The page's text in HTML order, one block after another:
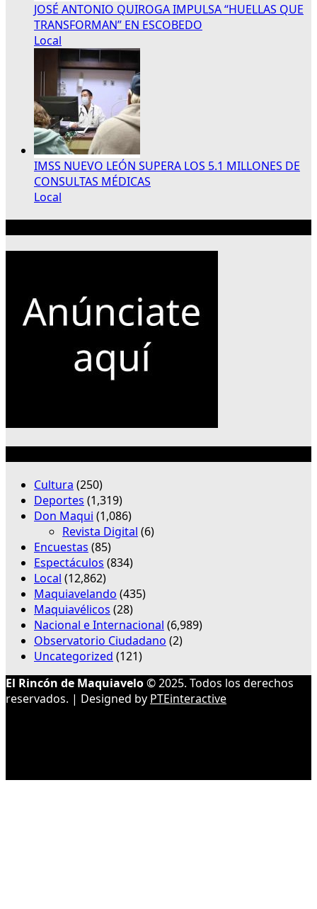
JOSÉ ANTONIO QUIROGA IMPULSA “HUELLAS QUE
TRANSFORMAN” EN ESCOBEDO
Local
IMSS NUEVO LEÓN SUPERA LOS 5.1 MILLONES DE
CONSULTAS MÉDICAS
Local
Cultura (250)
Deportes (1,319)
Don Maqui (1,086)
Revista Digital (6)
Encuestas (85)
Espectáculos (834)
Local (12,862)
Maquiavelando (435)
Maquiavélicos (28)
Nacional e Internacional (6,989)
Observatorio Ciudadano (2)
Uncategorized (121)
El Rincón de Maquiavelo© 2025. Todos los derechos
reservados. | Designed by PTEinteractive